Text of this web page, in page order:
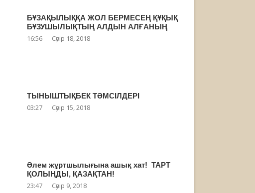
БҰЗАҚЫЛЫҚҚА ЖОЛ БЕРМЕСЕҢ ҚҰҚЫҚ
БҰЗУШЫЛЫҚТЫҢ АЛДЫН АЛҒАНЫҢ
16:56 Сәуір 18, 2018
ТЫНЫШТЫҚБЕК ТӘМСІЛДЕРІ
03:27 Сәуір 15, 2018
Әлем жұртшылығына ашық хат! ТАРТ
ҚОЛЫҢДЫ, ҚАЗАҚТАН!
23:47 Сәуір 9, 2018